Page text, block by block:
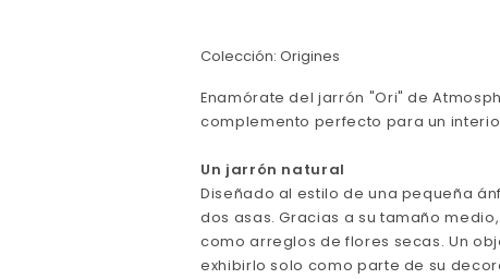
Colección: Origines
Enamórate del jarrón "Ori" de
complemento perfecto para un
Un jarrón natural
Diseñado al estilo de una pequeña
dos asas. Gracias a su tamaño
como arreglos de flores secas. Un
exhibirlo solo como parte de su